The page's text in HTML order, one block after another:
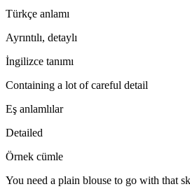
Türkçe anlamı
Ayrıntılı, detaylı
İngilizce tanımı
Containing a lot of careful detail
Eş anlamlılar
Detailed
Örnek cümle
You need a plain blouse to go with that